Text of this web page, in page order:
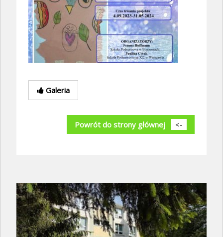
Galeria
Powrót do strony głównej <-